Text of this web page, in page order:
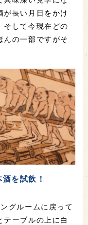
が長い月日をかけ
そして今現在どの
んの一部ですがそ
を試飲！
グルームに戻って
テーブルの上に白